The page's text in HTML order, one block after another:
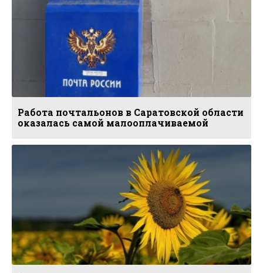
Работа почтальонов в Саратовской области
оказалась самой малооплачиваемой